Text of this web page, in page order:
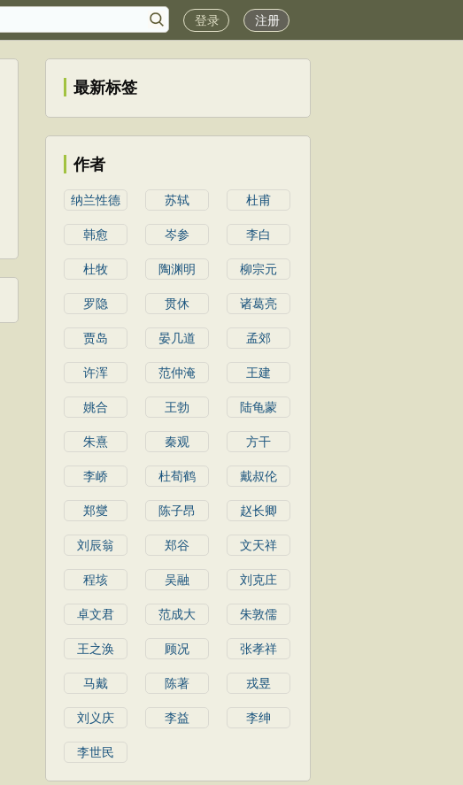
登录 注册
最新标签
作者
纳兰性德 苏轼 杜甫
韩愈 岑参 李白
杜牧 陶渊明 柳宗元
罗隐 贯休 诸葛亮
贾岛 晏几道 孟郊
许浑 范仲淹 王建
姚合 王勃 陆龟蒙
朱熹 秦观 方干
李峤 杜荀鹤 戴叔伦
郑燮 陈子昂 赵长卿
刘辰翁 郑谷 文天祥
程垓 吴融 刘克庄
卓文君 范成大 朱敦儒
王之涣 顾况 张孝祥
马戴 陈著 戎昱
刘义庆 李益 李绅
李世民